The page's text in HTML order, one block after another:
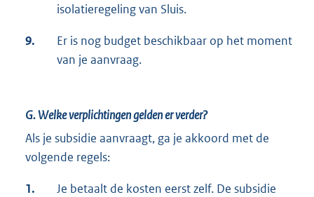
isolatieregeling van Sluis.
9.
Er is nog budget beschikbaar op het moment
van je aanvraag.
G. Welke verplichtingen gelden er verder?
Als je subsidie aanvraagt, ga je akkoord met de
volgende regels:
1.
Je betaalt de kosten eerst zelf. De subsidie